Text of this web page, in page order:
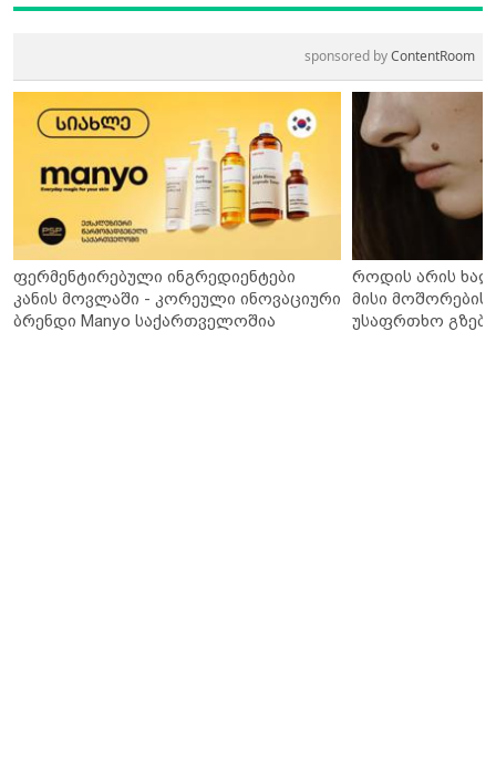
sponsored byContentRoom
ფერმენტირებული ინგრედიენტები
კანის მოვლაში - კორეული ინოვაციური
ბრენდი Manyo საქართველოშია
როდის არის
მისი მოშორების
უსაფრთხო გზები